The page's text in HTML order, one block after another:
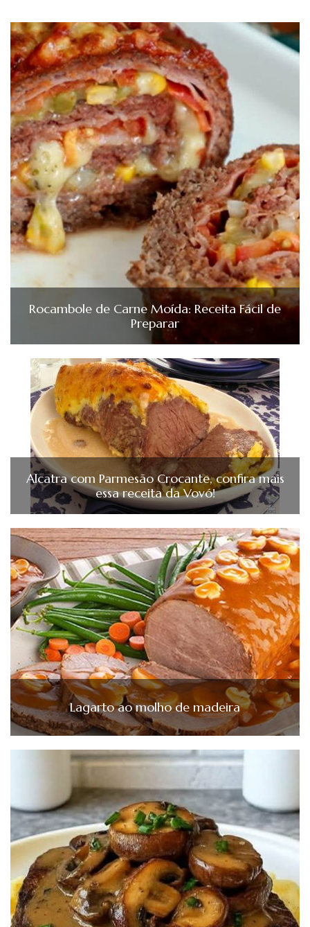
Rocambole de Carne Moída: Receita Fácil de
Preparar
Alcatra com Parmesão Crocante, confira mais
essa receita da Vovó!
Lagarto ao molho de madeira